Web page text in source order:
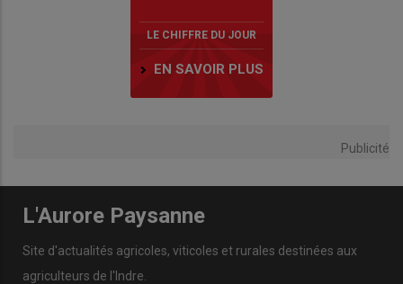
LE CHIFFRE DU JOUR
EN SAVOIR PLUS
Publicité
L'Aurore Paysanne
Site d'actualités agricoles, viticoles et rurales destinées aux
agriculteurs de l'Indre.